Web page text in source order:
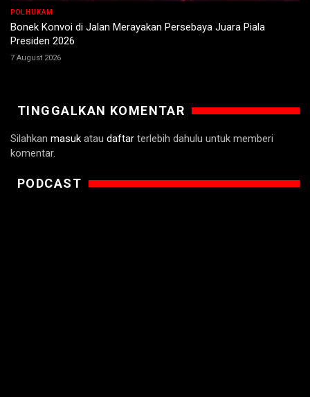
POLHUKAM
Bonek Konvoi di Jalan Merayakan Persebaya Juara Piala
Presiden 2026
7 August 2026
TINGGALKAN KOMENTAR
Silahkan masuk atau daftar terlebih dahulu untuk memberi
komentar.
PODCAST